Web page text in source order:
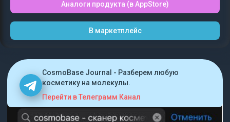
Аналоги продукта (в AppStore)
В маркетплейс
CosmoBase Journal - Разберем любую
косметику на молекулы.
Перейти в Телеграмм Канал